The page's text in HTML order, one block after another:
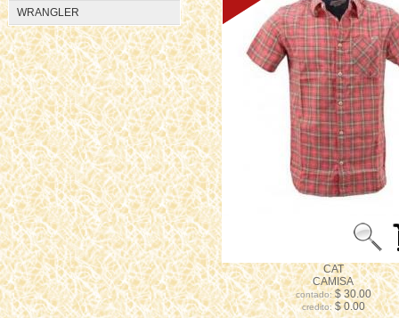
WRANGLER
CAT
CAMISA
contado:$ 30.00
credito:$ 0.00